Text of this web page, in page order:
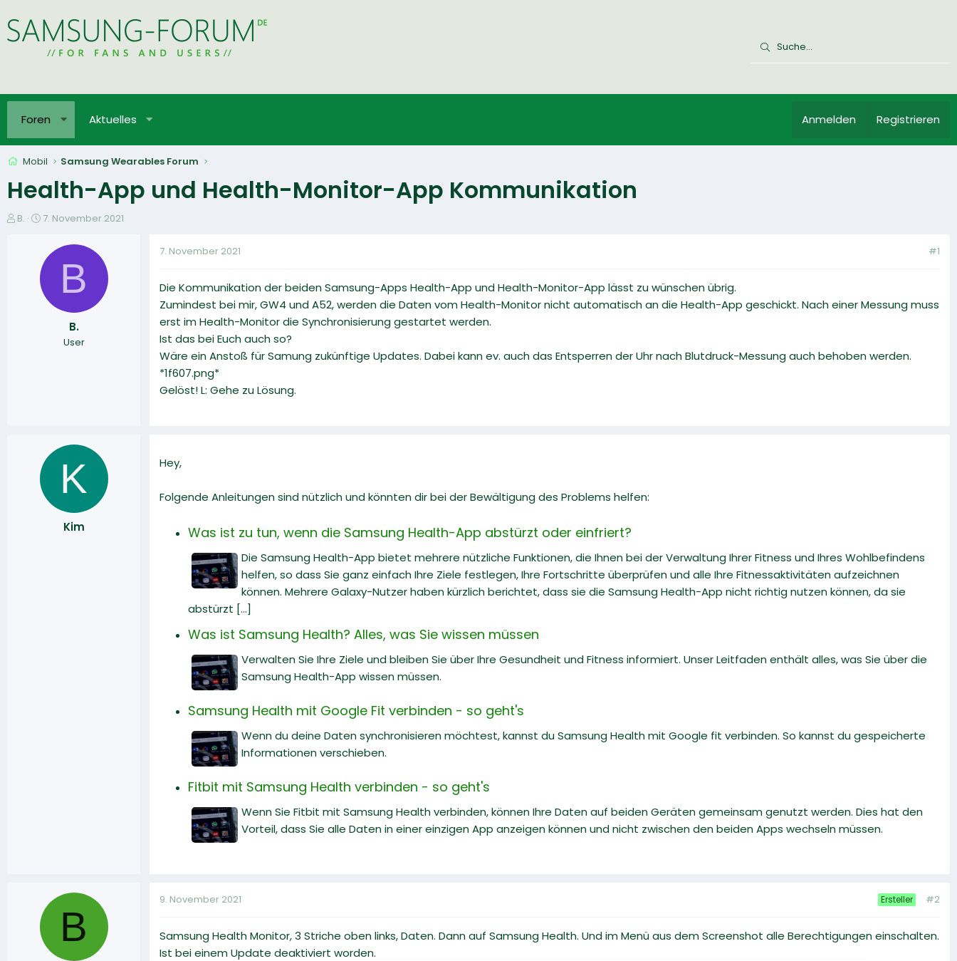
Foren Aktuelles Anmelden Registrieren
Mobil Samsung Wearables Forum
Health-App und Health-Monitor-App Kommunikation
E
B.
E
t
l
7. November 2021
B
B.
User
7. November 2021 #1
Die Kommunikation der beiden Samsung-Apps Health-App und Health-Monitor-App lässt zu wünschen übrig.
Zumindest bei mir, GW4 und A52, werden die Daten vom Health-Monitor nicht automatisch an die Health-App geschickt. Nach einer Messung muss
erst im Health-Monitor die Synchronisierung gestartet werden.
Ist das bei Euch auch so?
Wäre ein Anstoß für Samung zukünftige Updates. Dabei kann ev. auch das Entsperren der Uhr nach Blutdruck-Messung auch behoben werden.
*1f607.png*
Gelöst! L: Gehe zu Lösung.
K
Kim
Hey,
Folgende Anleitungen sind nützlich und könnten dir bei der Bewältigung des Problems helfen:
Was ist zu tun, wenn die Samsung Health-App abstürzt oder einfriert?
Die Samsung Health-App bietet mehrere nützliche Funktionen, die Ihnen bei der Verwaltung Ihrer Fitness und Ihres Wohlbefindens
helfen, so dass Sie ganz einfach Ihre Ziele festlegen, Ihre Fortschritte überprüfen und alle Ihre Fitnessaktivitäten aufzeichnen
können. Mehrere Galaxy-Nutzer haben kürzlich berichtet, dass sie die Samsung Health-App nicht richtig nutzen können, da sie
abstürzt [...]
Was ist Samsung Health? Alles, was Sie wissen müssen
Verwalten Sie Ihre Ziele und bleiben Sie über Ihre Gesundheit und Fitness informiert. Unser Leitfaden enthält alles, was Sie über die
Samsung Health-App wissen müssen.
Samsung Health mit Google Fit verbinden - so geht's
Wenn du deine Daten synchronisieren möchtest, kannst du Samsung Health mit Google fit verbinden. So kannst du gespeicherte
Informationen verschieben.
Fitbit mit Samsung Health verbinden - so geht's
Wenn Sie Fitbit mit Samsung Health verbinden, können Ihre Daten auf beiden Geräten gemeinsam genutzt werden. Dies hat den
Vorteil, dass Sie alle Daten in einer einzigen App anzeigen können und nicht zwischen den beiden Apps wechseln müssen.
B
9. November 2021 Ersteller #2
Samsung Health Monitor, 3 Striche oben links, Daten. Dann auf Samsung Health. Und im Menü aus dem Screenshot alle Berechtigungen einschalten.
Ist bei einem Update deaktiviert worden.